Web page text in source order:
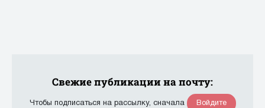
Свежие публикации на почту:
Чтобы подписаться на рассылку, сначала Войдите